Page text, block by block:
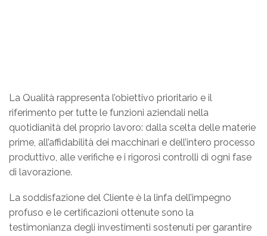
La Qualità rappresenta l’obiettivo prioritario e il
riferimento per tutte le funzioni aziendali nella
quotidianità del proprio lavoro: dalla scelta delle materie
prime, all’affidabilità dei macchinari e dell’intero processo
produttivo, alle verifiche e i rigorosi controlli di ogni fase
di lavorazione.
La soddisfazione del Cliente è la linfa dell’impegno
profuso e le certificazioni ottenute sono la
testimonianza degli investimenti sostenuti per garantire